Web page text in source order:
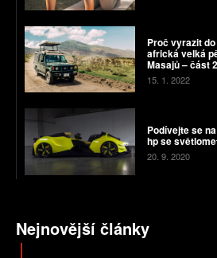
Proč vyrazit
africká velká
Masajů – část 2
15. 1. 2022
Podívejte se
hp se
20. 9. 2020
Nejnovější články